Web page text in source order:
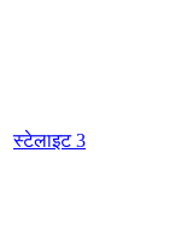
स्टेलाइट 3